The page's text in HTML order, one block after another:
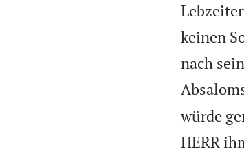
keinen
nach
würde
HERR